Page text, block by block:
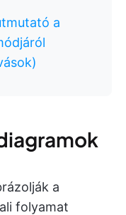
a
a
folyamat